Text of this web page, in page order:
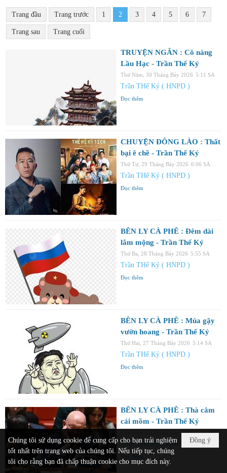
Trang đầu Trang trước 1 2 3 4 5 6 7
Trang sau Trang cuối
TRUYỆN NGẮN : Cô nàng
Lầu Hạc - Trần Thế Kỷ
Thứ Năm, 30 Tháng Bảy 2026 5:11 SA
Trần THế Kỷ ( HNPD )
Đọc thêm
CHUYỆN ĐÔNG LÀO : Thất
bại ê chề - Trần Thế Kỷ
Thứ Tư, 29 Tháng Bảy 2026 6:06 SA
Trần THế Kỷ ( HNPD )
Đọc thêm
BÊN LY CÀ PHÊ : Đêm dài
lắm mộng - Trần Thế Kỷ
Thứ Ba, 28 Tháng Bảy 2026 5:55 SA
Trần THế Kỷ ( HNPD )
Đọc thêm
BÊN LY CÀ PHÊ : Múa gậy
vườn hoang - Trần Thế Kỷ
Thứ Hai, 27 Tháng Bảy 2026 5:14 SA
Trần THế Kỷ ( HNPD )
Đọc thêm
BÊN LY CÀ PHÊ : Thà câm
cái mồm - Trần Thế Kỷ
Chủ Nhật, 26 Tháng Bảy 2026 5:20 SA
Trần THế Kỷ ( HNPD )
Đọc thêm
Đồng ý
Chúng tôi sử dụng cookie để cung cấp cho bạn trải nghiệm
tốt nhất trên trang web của chúng tôi. Nếu tiếp tục, chúng
tôi cho rằng bạn đã chấp thuận cookie cho mục đích này.